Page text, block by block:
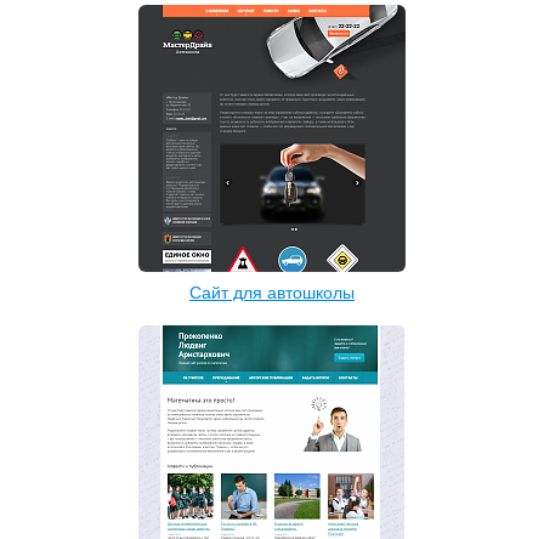
Сайт для автошколы